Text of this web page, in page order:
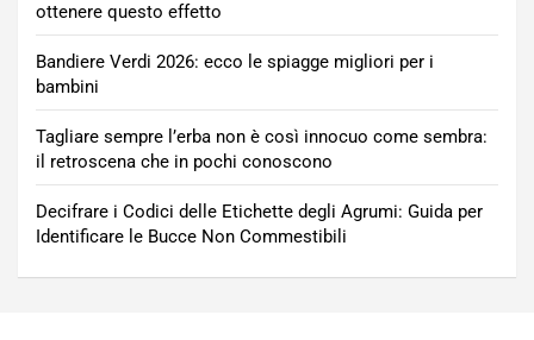
ottenere questo effetto
Bandiere Verdi 2026: ecco le spiagge migliori per i
bambini
Tagliare sempre l’erba non è così innocuo come sembra:
il retroscena che in pochi conoscono
Decifrare i Codici delle Etichette degli Agrumi: Guida per
Identificare le Bucce Non Commestibili